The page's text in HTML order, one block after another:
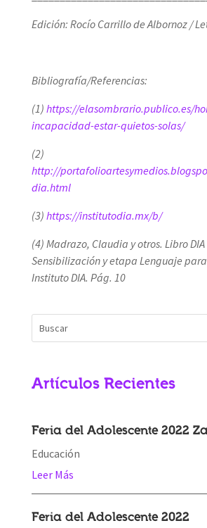
Edición: Rocío Carrillo de Albornoz /
Bibliografía/Referencias:
(1) https://elasombrario.publico.es/
incapacidad-estar-quietos-solas/
(2)
http://
dia.html
(3) https://institutodia.mx/b/
(4) Madrazo, Claudia y otros. Libro
Sensibilización y etapa Lenguaje para
Instituto DIA. Pág. 10
Artículos Recientes
Feria del Adolescente 2022
Educación
Leer Más
Feria del Adolescente 2022